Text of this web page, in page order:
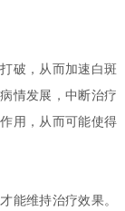
破，从而加速白斑
情发展，中断治疗
用，从而可能使得
能维持治疗效果。